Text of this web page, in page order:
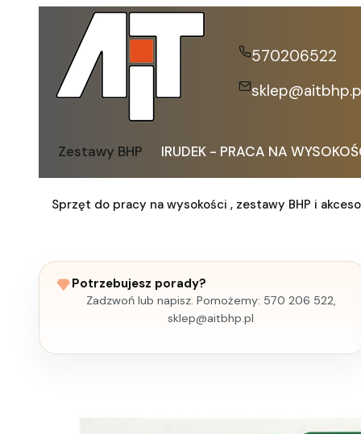
570206522
Zestawy BHP IRUDEK - PRACA NA
Sprzęt do pracy na wysokości , zestawy BHP i